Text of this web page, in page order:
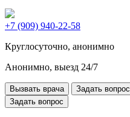
+7 (909) 940-22-58
Круглосуточно, анонимно
Анонимно, выезд 24/7
Вызвать врача
Задать вопрос
Задать вопрос